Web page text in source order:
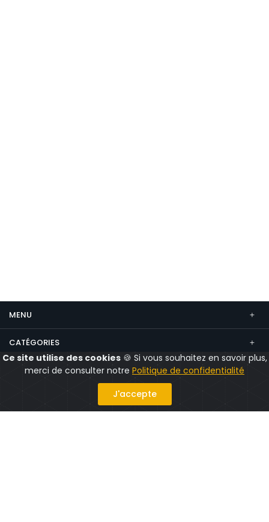
MENU
CATÉGORIES
CONTACT
Ce site utilise des cookies🍪 Si vous souhaitez en savoir plus,
merci de consulter notre Politique de confidentialité
J'accepte